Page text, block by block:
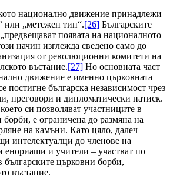
национално движение принадлежи
или „метежен тип“.[26] Българските
появата на националното
начин изглежда сведено само до
от революционни комитети на
въстание.[27] Но основната част
движение е именно църковната
постигне българска независимост чрез
преговори и дипломатически натиск.
си позволяват участниците в
борби, е ограничена до размяна на
на камъни. Като цяло, далеч
интелектуалци до членове на
енориаши и учители – участват по
църковни борби,
въстание.